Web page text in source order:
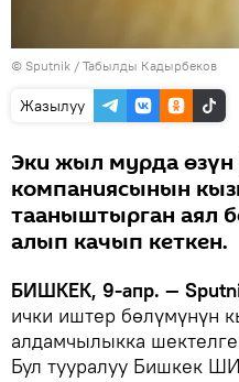
© Sputnik / Табылды Кадырбеков
Жазылуу
Эки жыл мурда
компаниясынын
тааныштырган аял
алып качып кеткен.
БИШКЕК, 9-апр. —
ички иштер бөлүмүнүн
алдамчылыкка
Бул тууралуу Бишкек